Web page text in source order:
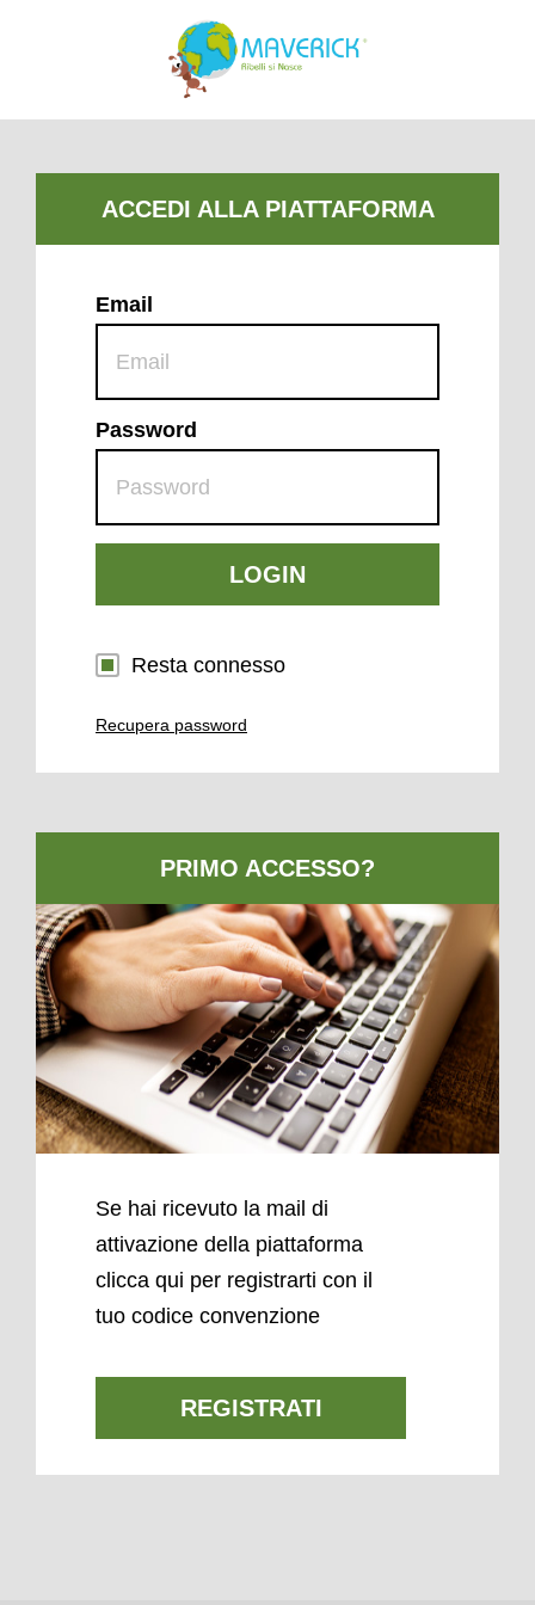
Email
Password
LOGIN
Resta connesso
Recupera password
Se hai ricevuto la mail di
attivazione della piattaforma
clicca qui per registrarti con il
tuo codice convenzione
REGISTRATI